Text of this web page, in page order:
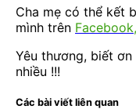
Cha mẹ có thể kết
mình trên Facebook,
Yêu thương, biết
nhiều !!!
Các bài viết liên quan